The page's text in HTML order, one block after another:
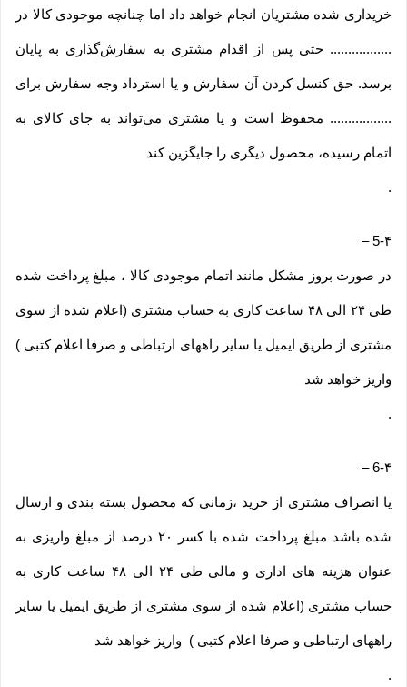
خریداری شده مشتریان انجام خواهد داد اما چنانچه موجودی کالا در
................. حتی پس از اقدام مشتری به سفارش‌‏گذاری به پایان
برسد. حق کنسل کردن آن سفارش و یا استرداد وجه سفارش برای
................. محفوظ است و یا مشتری می‏‌تواند به جای کالای به
اتمام رسیده، محصول دیگری را جایگزین کند
.
5-۴–
در صورت بروز مشکل مانند اتمام موجودی کالا ، مبلغ پرداخت شده
طی ۲۴ الی ۴۸ ساعت کاری به حساب مشتری (اعلام شده از سوی
مشتری از طریق ایمیل یا سایر راههای ارتباطی و صرفا اعلام کتبی )
واریز خواهد شد
.
6-۴–
یا انصراف مشتری از خرید ،زمانی که محصول بسته بندی و ارسال
شده باشد مبلغ پرداخت شده با کسر ۲۰ درصد از مبلغ واریزی به
عنوان هزینه های اداری و مالی طی ۲۴ الی ۴۸ ساعت کاری به
حساب مشتری (اعلام شده از سوی مشتری از طریق ایمیل یا سایر
راههای ارتباطی و صرفا اعلام کتبی ) واریز خواهد شد
.